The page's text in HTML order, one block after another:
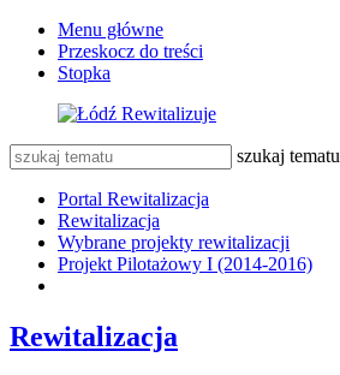
Menu główne
Przeskocz do treści
Stopka
szukaj tematu
Portal Rewitalizacja
Rewitalizacja
Wybrane projekty rewitalizacji
Projekt Pilotażowy I (2014-2016)
Rewitalizacja